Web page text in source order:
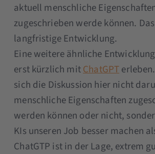
aktuell menschliche
zugeschrieben werde können.
langfristige Entwicklung.
Eine weitere ähnliche
erst kürzlich mitChatGPT
sich die Diskussion hier nicht
menschliche Eigenschaften
werden können oder nicht,
KIs unseren Job besser machen
ChatGTP ist in der Lage, extrem